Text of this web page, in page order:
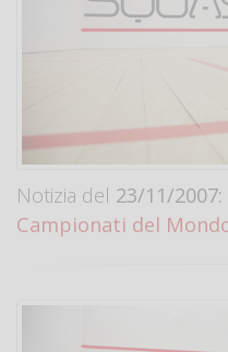
Notizia del 23/11/2007:
Campionati del